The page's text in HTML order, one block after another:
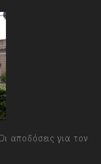
αποδόσεις για τον